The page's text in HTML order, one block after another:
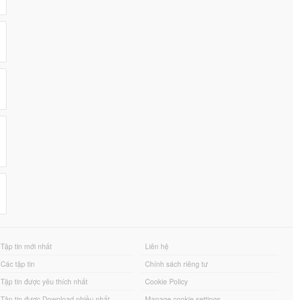
Tập tin mới nhất
Các tập tin
Tập tin được yêu thích nhất
Liên hệ
Chính sách riêng tư
Cookie Policy